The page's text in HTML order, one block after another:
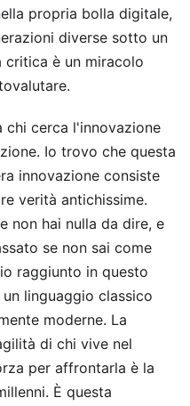
propria bolla digitale,
diverse sotto un
critica è un miracolo
chi cerca l'innovazione
Io trovo che questa
innovazione consiste
verità antichissime.
non hai nulla da dire, e
se non sai come
raggiunto in questo
linguaggio classico
moderne. La
di chi vive nel
per affrontarla è la
È questa